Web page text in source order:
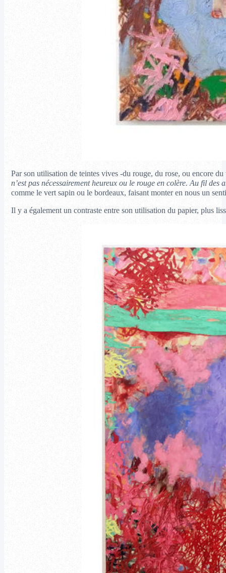
Par son utilisation de teintes vives -du rouge, du rose, ou encore
n’est pas nécessairement heureux ou le rouge en colère. Au fil
comme le vert sapin ou le bordeaux, faisant monter en nous un
Il y a également un contraste entre son utilisation du papier, plus